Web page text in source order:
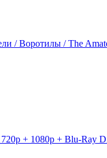
/ Воротилы / The
+ 1080p + Blu-Ray